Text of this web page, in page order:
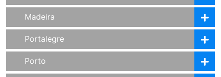
Madeira
Portalegre
Porto